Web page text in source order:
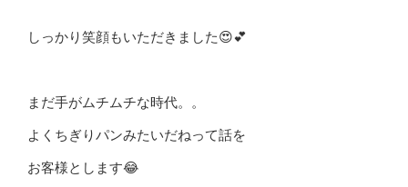
しっかり笑顔もいただきました😍💕
まだ手がムチムチな時代。。
よくちぎりパンみたいだねって話を
お客様とします😂